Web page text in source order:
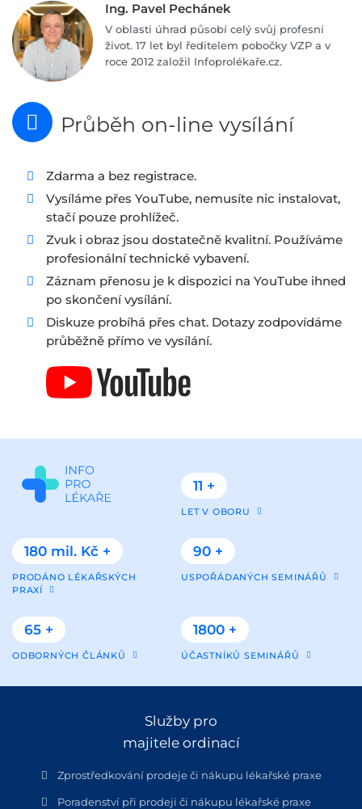
Ing. Pavel Pechánek
V oblasti úhrad působí celý svůj profesní
život. 17 let byl ředitelem pobočky VZP a v
roce 2012 založil Infoprolékaře.cz.
Průběh on-line vysílání
Zdarma a bez registrace.
Vysíláme přes YouTube, nemusíte nic instalovat,
stačí pouze prohlížeč.
Zvuk i obraz jsou dostatečně kvalitní. Používáme
profesionální technické vybavení.
Záznam přenosu je k dispozici na YouTube ihned
po skončení vysílání.
Diskuze probíhá přes chat. Dotazy zodpovídáme
průběžně přímo ve vysílání.
11 +
LET V OBORU
180 mil. Kč +
PRODÁNO LÉKAŘSKÝCH
PRAXÍ
90 +
USPOŘÁDANÝCH SEMINÁŘŮ
65 +
ODBORNÝCH ČLÁNKŮ
1800 +
ÚČASTNÍKŮ SEMINÁŘŮ
Služby pro
majitele ordinací
Zprostředkování prodeje či nákupu lékařské praxe
Poradenství při prodeji či nákupu lékařské praxe